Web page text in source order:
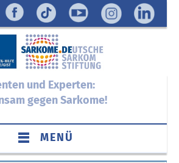
und Experten:
gegen Sarkome!
MENÜ